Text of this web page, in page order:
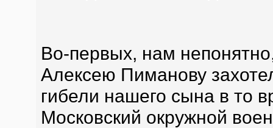
Во-первых, нам
Алексею Пиманову
гибели нашего сына в то
Московский окружной